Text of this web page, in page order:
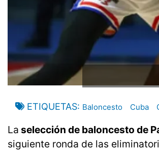
ETIQUETAS Baloncesto Cuba
La selección de baloncesto de
siguiente ronda de las